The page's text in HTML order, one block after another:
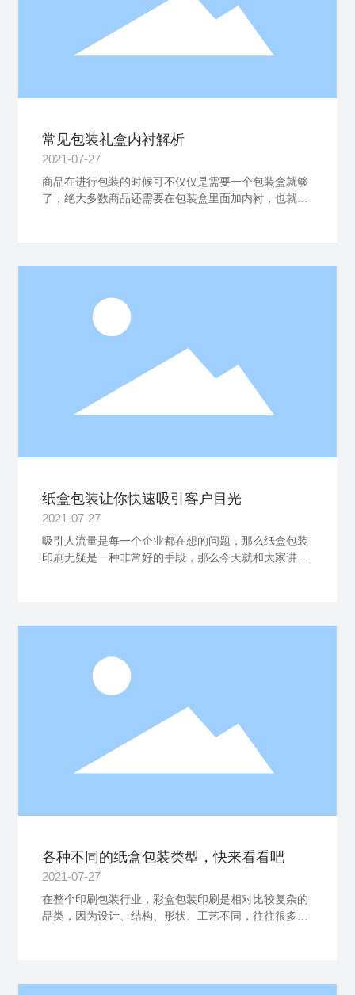
常见包装礼盒内衬解析
2021-07-27
商品在进行包装的时候可不仅仅是需要一个包装盒就够
了，绝大多数商品还需要在包装盒里面加内衬，也就是
质的内衬。另外内衬的作用就是起到保护产品在运输的
纸盒包装让你快速吸引客户目光
2021-07-27
吸引人流量是每一个企业都在想的问题，那么纸盒包装
印刷无疑是一种非常好的手段，那么今天就和大家讲讲
各种不同的纸盒包装类型，快来看看吧
2021-07-27
在整个印刷包装行业，彩盒包装印刷是相对比较复杂的
品类，因为设计、结构、形状、工艺不同，往往很多东